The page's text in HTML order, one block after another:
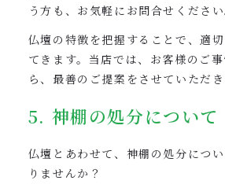
う方も、お気軽にお問合せください
仏壇の特徴を把握することで、適
てきます。当店では、お客様のご
ら、最善のご提案をさせていただき
5. 神棚の処分について
仏壇とあわせて、神棚の処分につ
りませんか？